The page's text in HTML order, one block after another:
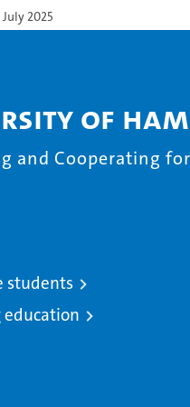
2025
of
and Cooperating
students